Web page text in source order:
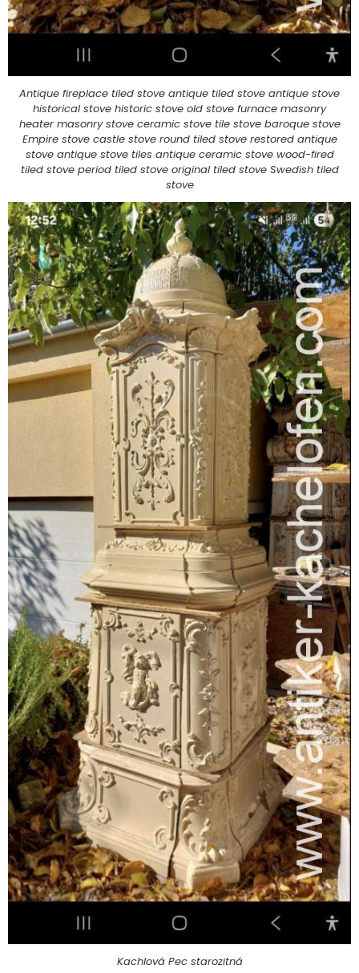
Antique fireplace tiled stove antique tiled stove antique stove
historical stove historic stove old stove furnace masonry
heater masonry stove ceramic stove tile stove baroque stove
Empire stove castle stove round tiled stove restored antique
stove antique stove tiles antique ceramic stove wood-fired
tiled stove period tiled stove original tiled stove Swedish tiled
stove
Kachlová Pec starozitná